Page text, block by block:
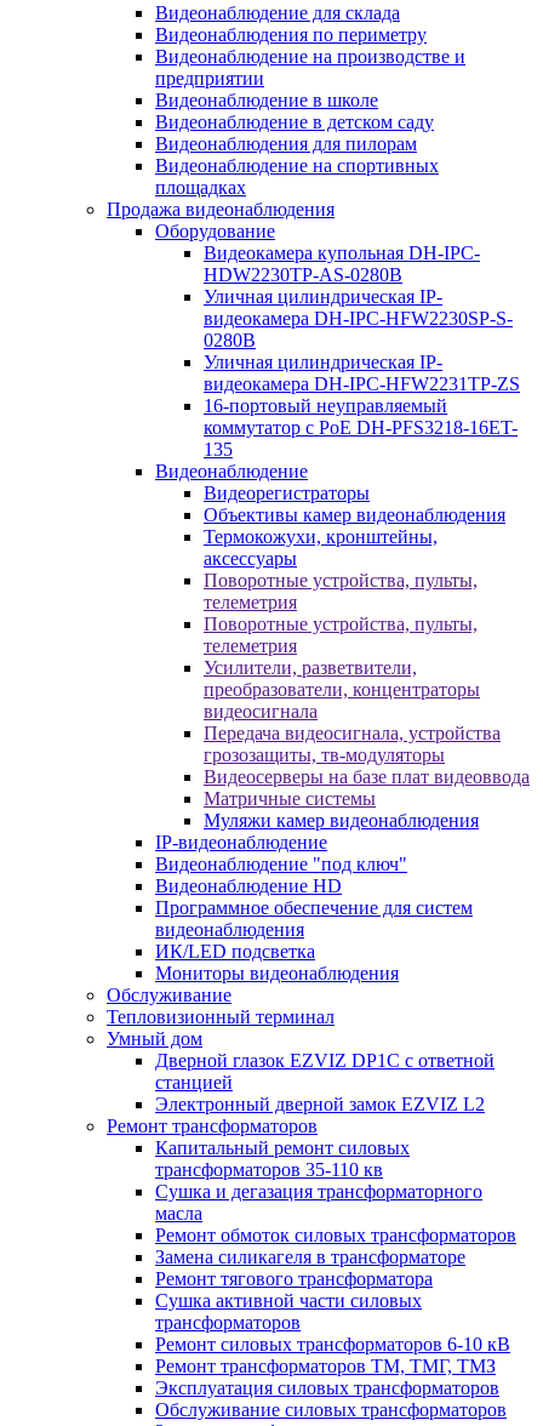
Видеонаблюдение для склада
Видеонаблюдения по периметру
Видеонаблюдение на производстве и
предприятии
Видеонаблюдение в школе
Видеонаблюдение в детском саду
Видеонаблюдения для пилорам
Видеонаблюдение на спортивных
площадках
Продажа видеонаблюдения
Оборудование
Видеокамера купольная DH-IPC-
HDW2230TP-AS-0280B
Уличная цилиндрическая IP-
видеокамера DH-IPC-HFW2230SP-S-
0280B
Уличная цилиндрическая IP-
видеокамера DH-IPC-HFW2231TP-ZS
16-портовый неуправляемый
коммутатор с РоЕ DH-PFS3218-16ET-
135
Видеонаблюдение
Видеорегистраторы
Объективы камер видеонаблюдения
Термокожухи, кронштейны,
аксессуары
Поворотные устройства, пульты,
телеметрия
Поворотные устройства, пульты,
телеметрия
Усилители, разветвители,
преобразователи, концентраторы
видеосигнала
Передача видеосигнала, устройства
грозозащиты, тв-модуляторы
Видеосерверы на базе плат видеоввода
Матричные системы
Муляжи камер видеонаблюдения
IP-видеонаблюдение
Видеонаблюдение "под ключ"
Видеонаблюдение HD
Программное обеспечение для систем
видеонаблюдения
ИК/LED подсветка
Мониторы видеонаблюдения
Обслуживание
Тепловизионный терминал
Умный дом
Дверной глазок EZVIZ DP1C с ответной
станцией
Электронный дверной замок EZVIZ L2
Ремонт трансформаторов
Капитальный ремонт силовых
трансформаторов 35-110 кв
Сушка и дегазация трансформаторного
масла
Ремонт обмоток силовых трансформаторов
Замена силикагеля в трансформаторе
Ремонт тягового трансформатора
Сушка активной части силовых
трансформаторов
Ремонт силовых трансформаторов 6-10 кВ
Ремонт трансформаторов ТМ, ТМГ, ТМЗ
Эксплуатация силовых трансформаторов
Обслуживание силовых трансформаторов